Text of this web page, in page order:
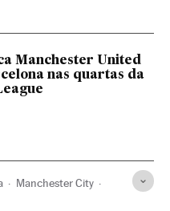
Manchester United
nas quartas da
Manchester City